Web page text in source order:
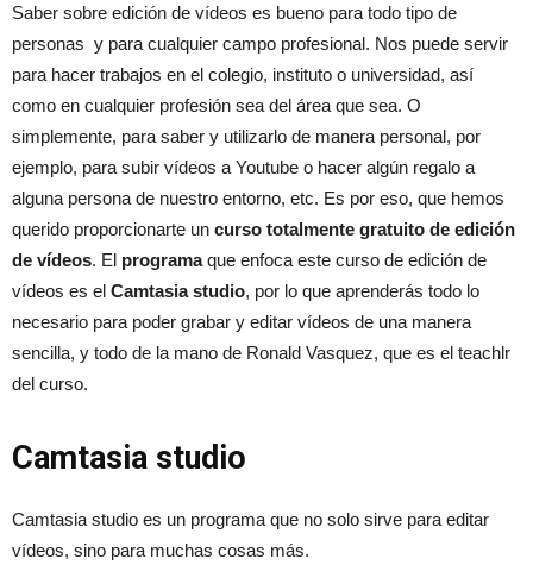
Saber sobre edición de vídeos es bueno para todo tipo de
personas y para cualquier campo profesional. Nos puede servir
para hacer trabajos en el colegio, instituto o universidad, así
como en cualquier profesión sea del área que sea. O
simplemente, para saber y utilizarlo de manera personal, por
ejemplo, para subir vídeos a Youtube o hacer algún regalo a
alguna persona de nuestro entorno, etc. Es por eso, que hemos
querido proporcionarte un curso totalmente gratuito de edición
de vídeos. El programaque enfoca este curso de edición de
vídeos es el Camtasia studio, por lo que aprenderás todo lo
necesario para poder grabar y editar vídeos de una manera
sencilla, y todo de la mano de Ronald Vasquez, que es el teachlr
del curso.
Camtasia studio
Camtasia studio es un programa que no solo sirve para editar
vídeos, sino para muchas cosas más.